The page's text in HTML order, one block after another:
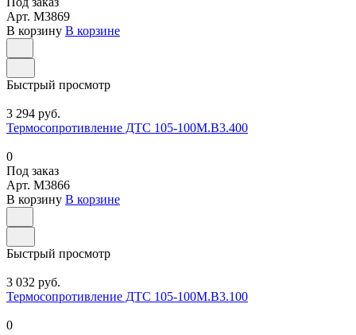
Арт. M3869
В корзину В корзине
Быстрый просмотр
3 294 руб.
Термосопротивление ДТС 105-100М.В3.400
0
Под заказ
Арт. M3866
В корзину В корзине
Быстрый просмотр
3 032 руб.
Термосопротивление ДТС 105-100М.В3.100
0